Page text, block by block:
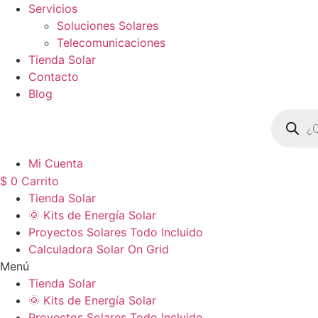
Servicios
Soluciones Solares
Telecomunicaciones
Tienda Solar
Contacto
Blog
Mi Cuenta
$ 0 Carrito
Tienda Solar
🌞 Kits de Energía Solar
Proyectos Solares Todo Incluido
Calculadora Solar On Grid
Menú
Tienda Solar
🌞 Kits de Energía Solar